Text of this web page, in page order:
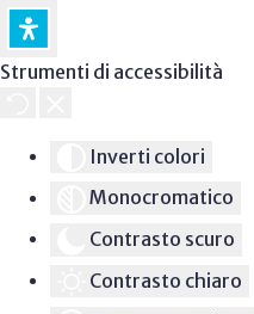
Strumenti di accessibilità
Inverti colori
Monocromatico
Contrasto scuro
Contrasto chiaro